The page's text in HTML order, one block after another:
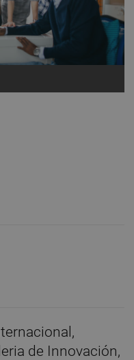
de Innovación,